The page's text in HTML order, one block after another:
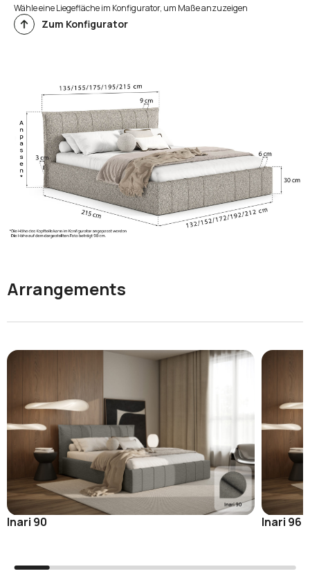
Wähle eine Liegefläche im Konfigurator, um Maße anzuzeigen
Zum Konfigurator
Arrangements
Inari 90 Inari 96